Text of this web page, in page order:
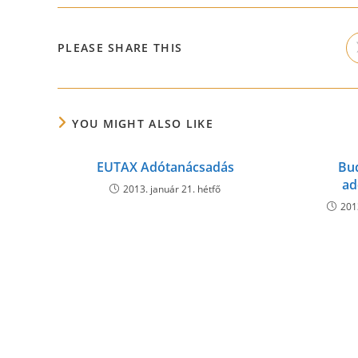
PLEASE SHARE THIS
YOU MIGHT ALSO LIKE
EUTAX Adótanácsadás
2013. január 21. hétfő